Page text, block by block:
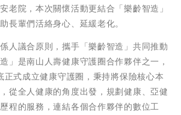
老院，本次關懷活動更結合「樂齡智造」
長輩們活絡身心、延緩老化。
人議合原則，攜手「樂齡智造」共同推動
」是南山人壽健康守護圈合作夥伴之一，
式成立健康守護圈，秉持將保險核心本
從全人健康的角度出發，規劃健康、亞健
程的服務，連結各個合作夥伴的數位工